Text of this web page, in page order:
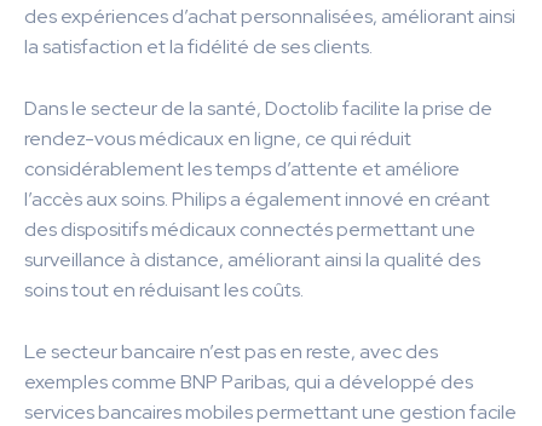
des expériences d’achat personnalisées, améliorant ainsi
la satisfaction et la fidélité de ses clients.
Dans le secteur de la santé, Doctolib facilite la prise de
rendez-vous médicaux en ligne, ce qui réduit
considérablement les temps d’attente et améliore
l’accès aux soins. Philips a également innové en créant
des dispositifs médicaux connectés permettant une
surveillance à distance, améliorant ainsi la qualité des
soins tout en réduisant les coûts.
Le secteur bancaire n’est pas en reste, avec des
exemples comme BNP Paribas, qui a développé des
services bancaires mobiles permettant une gestion facile